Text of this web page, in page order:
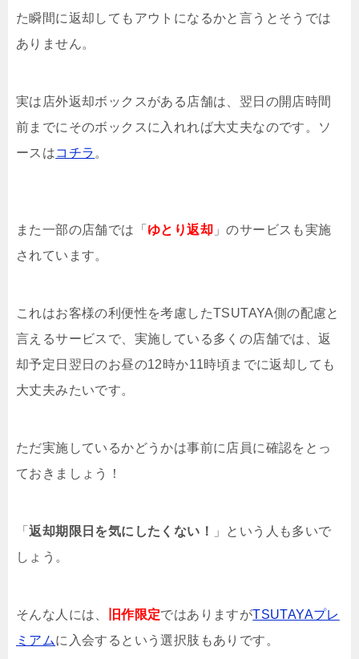
た瞬間に返却してもアウトになるかと言うとそうでは
ありません。
実は店外返却ボックスがある店舗は、翌日の開店時間
前までにそのボックスに入れれば大丈夫なのです。ソ
ースはコチラ 。
また一部の店舗では「 ゆとり返却 」のサービスも実施
されています。
これはお客様の利便性を考慮したTSUTAYA側の配慮と
言えるサービスで、実施している多くの店舗では、返
却予定日翌日のお昼の12時か11時頃までに返却しても
大丈夫みたいです。
ただ実施しているかどうかは事前に店員に確認をとっ
ておきましょう！
「返却期限日を気にしたくない！
」という人も多いで
しょう。
そんな人には、 旧作限定ではありますがTSUTAYAプレ
ミアムに入会するという選択肢もありです。